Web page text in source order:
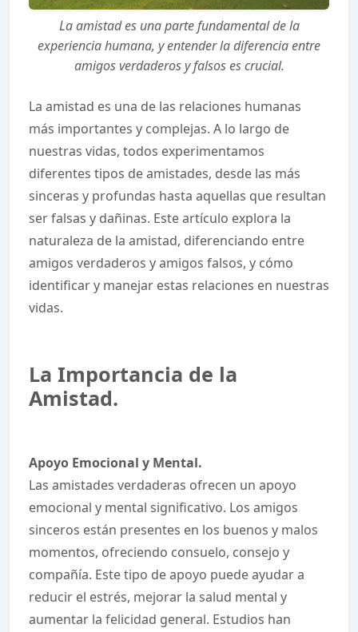
La amistad es una parte fundamental de la
experiencia humana, y entender la diferencia entre
amigos verdaderos y falsos es crucial.
La amistad es una de las relaciones humanas
más importantes y complejas. A lo largo de
nuestras vidas, todos experimentamos
diferentes tipos de amistades, desde las más
sinceras y profundas hasta aquellas que resultan
ser falsas y dañinas. Este artículo explora la
naturaleza de la amistad, diferenciando entre
amigos verdaderos y amigos falsos, y cómo
identificar y manejar estas relaciones en nuestras
vidas.
La Importancia de la
Amistad.
Apoyo Emocional y Mental.
Las amistades verdaderas ofrecen un apoyo
emocional y mental significativo. Los amigos
sinceros están presentes en los buenos y malos
momentos, ofreciendo consuelo, consejo y
compañía. Este tipo de apoyo puede ayudar a
reducir el estrés, mejorar la salud mental y
aumentar la felicidad general. Estudios han